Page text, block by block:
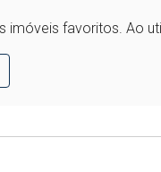
favoritos. Ao